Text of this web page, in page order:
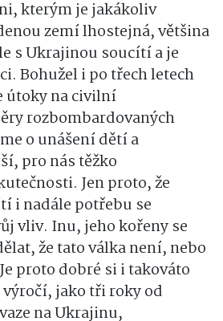
kterým je jakákoliv
zemí lhostejná, většina
s Ukrajinou soucítí a je
Bohužel i po třech letech
útoky na civilní
rozbombardovaných
o unášení dětí a
pro nás těžko
Jen proto, že
i nadále potřebu se
vliv. Inu, jeho kořeny se
že tato válka není, nebo
proto dobré si i takováto
jako tři roky od
na Ukrajinu,